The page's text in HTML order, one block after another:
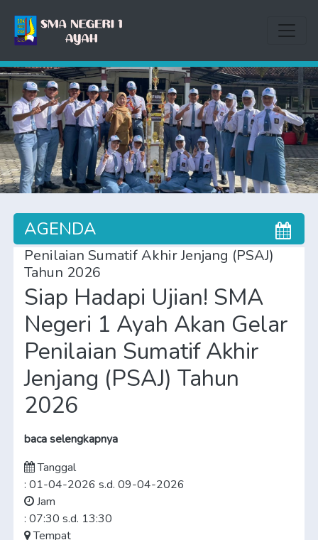
AGENDA
Penilaian Sumatif Akhir Jenjang (PSAJ)
Tahun 2026
Siap Hadapi Ujian! SMA
Negeri 1 Ayah Akan Gelar
Penilaian Sumatif Akhir
Jenjang (PSAJ) Tahun
2026
baca selengkapnya
Tanggal
: 01-04-2026 s.d. 09-04-2026
Jam
: 07:30 s.d. 13:30
Tempat